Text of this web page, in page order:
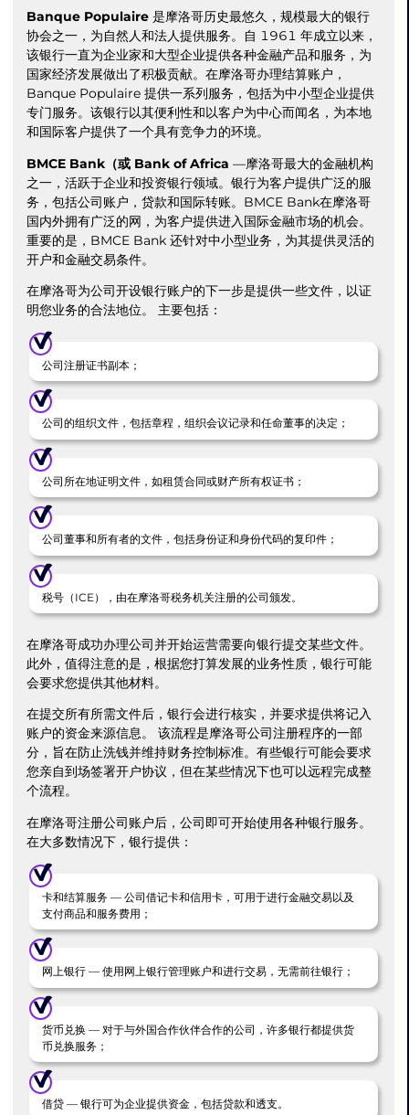
Banque Populaire 是摩洛哥历史最悠久，规模最大的银行
协会之一，为自然人和法人提供服务。自 1961 年成立以来，
该银行一直为企业家和大型企业提供各种金融产品和服务，为
国家经济发展做出了积极贡献。在摩洛哥办理结算账户，
Banque Populaire 提供一系列服务，包括为中小型企业提供
专门服务。该银行以其便利性和以客户为中心而闻名，为本地
和国际客户提供了一个具有竞争力的环境。
BMCE Bank（或 Bank of Africa —摩洛哥最大的金融机构
之一，活跃于企业和投资银行领域。银行为客户提供广泛的服
务，包括公司账户，贷款和国际转账。BMCE Bank在摩洛哥
国内外拥有广泛的网，为客户提供进入国际金融市场的机会。
重要的是，BMCE Bank 还针对中小型业务，为其提供灵活的
开户和金融交易条件。
在摩洛哥为公司开设银行账户的下一步是提供一些文件，以证
明您业务的合法地位。 主要包括：
公司注册证书副本；
公司的组织文件，包括章程，组织会议记录和任命董事的决定；
公司所在地证明文件，如租赁合同或财产所有权证书；
公司董事和所有者的文件，包括身份证和身份代码的复印件；
税号（ICE），由在摩洛哥税务机关注册的公司颁发。
在摩洛哥成功办理公司并开始运营需要向银行提交某些文件。
此外，值得注意的是，根据您打算发展的业务性质，银行可能
会要求您提供其他材料。
在提交所有所需文件后，银行会进行核实，并要求提供将记入
账户的资金来源信息。 该流程是摩洛哥公司注册程序的一部
分，旨在防止洗钱并维持财务控制标准。有些银行可能会要求
您亲自到场签署开户协议，但在某些情况下也可以远程完成整
个流程。
在摩洛哥注册公司账户后，公司即可开始使用各种银行服务。
在大多数情况下，银行提供：
卡和结算服务 — 公司借记卡和信用卡，可用于进行金融交易以及
支付商品和服务费用；
网上银行 — 使用网上银行管理账户和进行交易，无需前往银行；
货币兑换 — 对于与外国合作伙伴合作的公司，许多银行都提供货
币兑换服务；
借贷 — 银行可为企业提供资金，包括贷款和透支。